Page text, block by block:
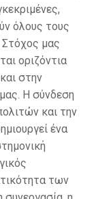
όλους τους
Στόχος μας
οριζόντια
στην
Η σύνδεση
και την
ένα
των